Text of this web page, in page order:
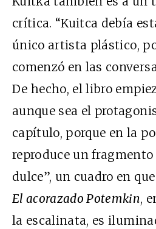
crítica. “Kuitca debía
único artista plástico,
comenzó en las
De hecho, el libro
aunque sea el
capítulo, porque en la
reproduce un fragmento
dulce”, un cuadro en
El acorazado Potemkin,
la escalinata, es